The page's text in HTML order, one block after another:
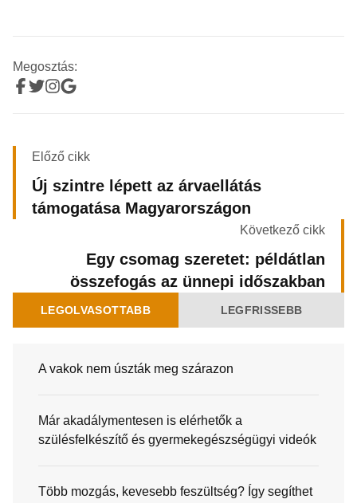
Megosztás:
Előző cikk
Új szintre lépett az árvaellátás
támogatása Magyarországon
Következő cikk
Egy csomag szeretet: példátlan
összefogás az ünnepi időszakban
LEGOLVASOTTABB LEGFRISSEBB
A vakok nem úszták meg szárazon
Már akadálymentesen is elérhetők a
szülésfelkészítő és gyermekegészségügyi videók
Több mozgás, kevesebb feszültség? Így segíthet